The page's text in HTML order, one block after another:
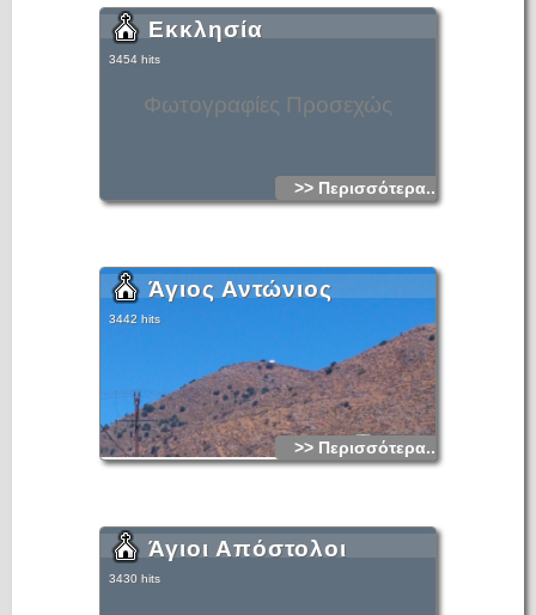
Φωτογραφίες Προσεχώς
Εκκλησία
3454 hits
>> Περισσότερα...
Άγιος Αντώνιος
3442 hits
>> Περισσότερα...
Άγιοι Απόστολοι
3430 hits